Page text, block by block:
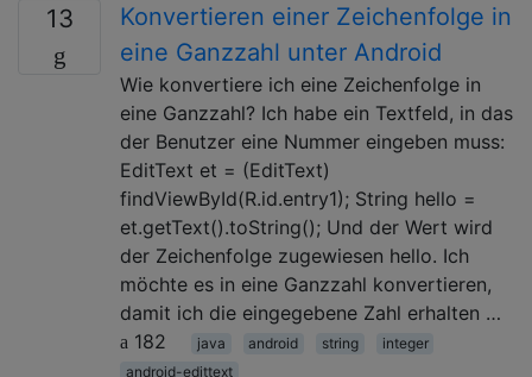
13
Konvertieren einer Zeichenfolge in
eine Ganzzahl unter Android
Wie konvertiere ich eine Zeichenfolge in
eine Ganzzahl? Ich habe ein Textfeld, in das
der Benutzer eine Nummer eingeben muss:
EditText et = (EditText)
findViewById(R.id.entry1); String hello =
et.getText().toString(); Und der Wert wird
der Zeichenfolge zugewiesen hello. Ich
möchte es in eine Ganzzahl konvertieren,
damit ich die eingegebene Zahl erhalten …
182
java android string
integer
android-edittext